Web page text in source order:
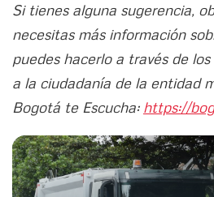
Si tienes alguna sugerencia,
necesitas más información
puedes hacerlo a través de
a la ciudadanía de la entidad
Bogotá te Escucha: https://